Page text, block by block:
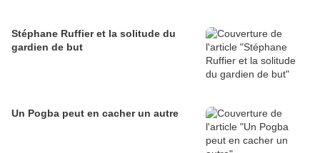
Stéphane Ruffier et la solitude du
gardien de but
Un Pogba peut en cacher un autre